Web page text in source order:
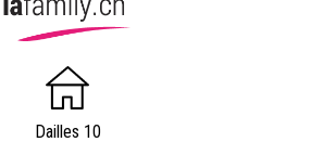
Dailles 10